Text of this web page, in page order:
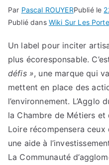
Par Pascal ROUYERPublié le
Publié dans Wiki Sur Les
Un label pour inciter
plus écoresponsable.
défis », une marque qui
mettent en place des
l’environnement. L’Agglo
la Chambre de Métiers et
Loire récompensera
une aide à
La Communauté